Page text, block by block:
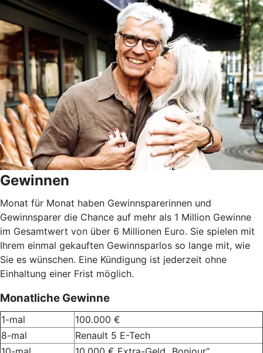
Gewinnen
Monat für Monat haben Gewinnsparerinnen und
Gewinnsparer die Chance auf mehr als 1 Million Gewinne
im Gesamtwert von über 6 Millionen Euro. Sie spielen mit
Ihrem einmal gekauften Gewinnsparlos so lange mit, wie
Sie es wünschen. Eine Kündigung ist jederzeit ohne
Einhaltung einer Frist möglich.
Monatliche Gewinne
1-mal
100.000 €
8-mal
Renault 5 E-Tech